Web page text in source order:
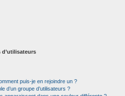
puis-je en rejoindre un ?
d’un groupe d’utilisateurs ?